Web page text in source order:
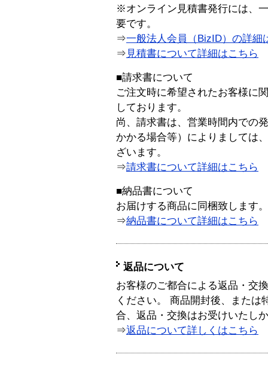
※オンライン見積書発行には、
要です。
⇒一般法人会員（BizID）の詳細
⇒ 見積書について詳細はこちら
■請求書について
ご注文時に希望されたお客様に
しております。
尚、請求書は、営業時間内での
かかる場合等）によりましては
ざいます。
⇒請求書について詳細はこちら
■納品書について
お届けする商品に同梱致します。
⇒納品書について詳細はこちら
返品について
お客様のご都合による返品・交
ください。 商品開封後、または
合、返品・交換はお受けいたし
⇒返品について詳しくはこちら